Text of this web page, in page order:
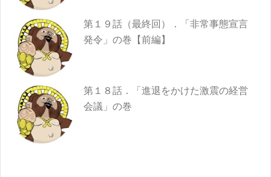
第１９話（最終回）．「非常事態宣言
発令」の巻【前編】
第１８話．「進退をかけた激震の経営
会議」の巻